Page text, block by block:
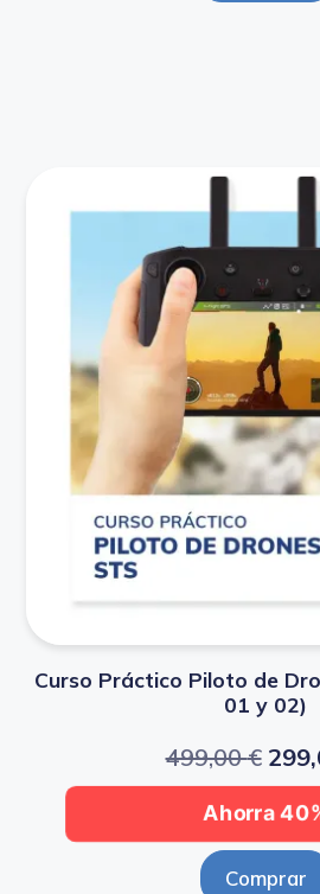
Curso Práctico Piloto de
01 y 02)
499,00€
Ahorra
Comprar